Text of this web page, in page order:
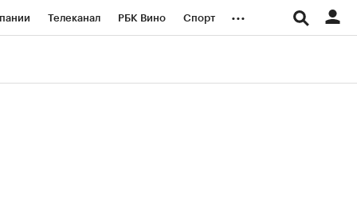
Телеканал РБК Вино Спорт ...